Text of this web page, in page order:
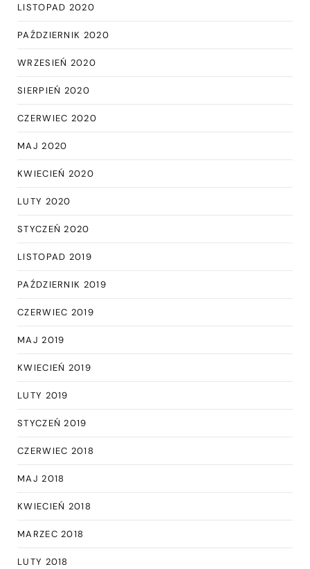
LISTOPAD 2020
PAŹDZIERNIK 2020
WRZESIEŃ 2020
SIERPIEŃ 2020
CZERWIEC 2020
MAJ 2020
KWIECIEŃ 2020
LUTY 2020
STYCZEŃ 2020
LISTOPAD 2019
PAŹDZIERNIK 2019
CZERWIEC 2019
MAJ 2019
KWIECIEŃ 2019
LUTY 2019
STYCZEŃ 2019
CZERWIEC 2018
MAJ 2018
KWIECIEŃ 2018
MARZEC 2018
LUTY 2018